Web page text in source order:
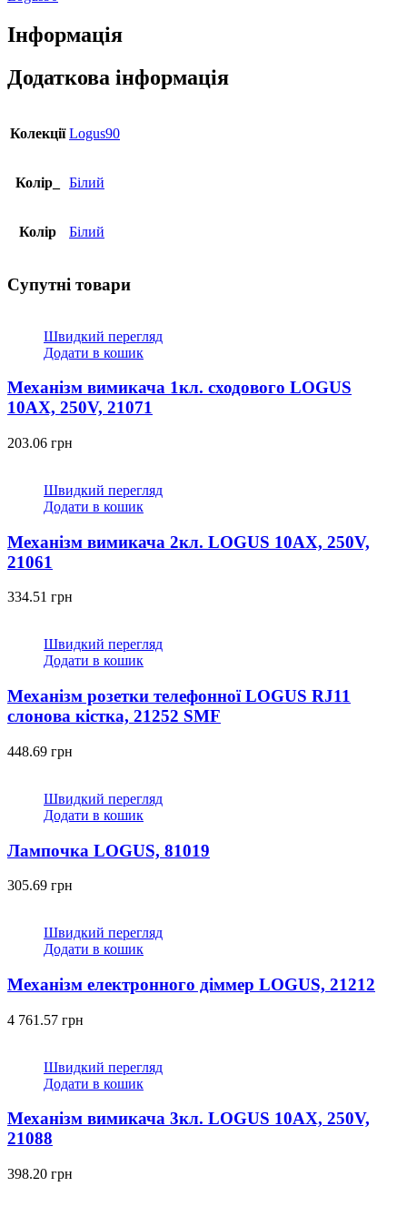
білий
21220
TBR
Інформація
Додаткова інформація
Колекції Logus90
Колір_ Білий
Колір Білий
Супутні товари
Швидкий перегляд
Додати в кошик
Механізм вимикача 1кл. сходового LOGUS
10АХ, 250V, 21071
203.06 грн
Швидкий перегляд
Додати в кошик
Механізм вимикача 2кл. LOGUS 10АХ, 250V,
21061
334.51 грн
Швидкий перегляд
Додати в кошик
Механізм розетки телефонної LOGUS RJ11
слонова кістка, 21252 SMF
448.69 грн
Швидкий перегляд
Додати в кошик
Лампочка LOGUS, 81019
305.69 грн
Швидкий перегляд
Додати в кошик
Механізм електронного діммeр LOGUS, 21212
4 761.57 грн
Швидкий перегляд
Додати в кошик
Механізм вимикача 3кл. LOGUS 10АХ, 250V,
21088
398.20 грн